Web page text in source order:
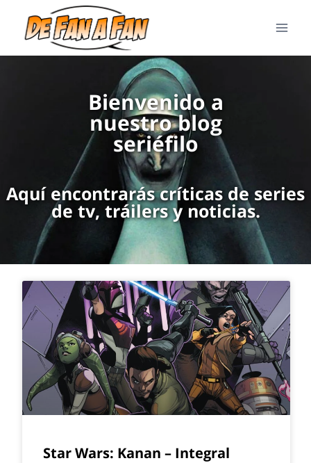
Bienvenido a
nuestro blog
seriéfilo
Aquí encontrarás críticas de series
de tv, tráilers y noticias.
Star Wars: Kanan – Integral